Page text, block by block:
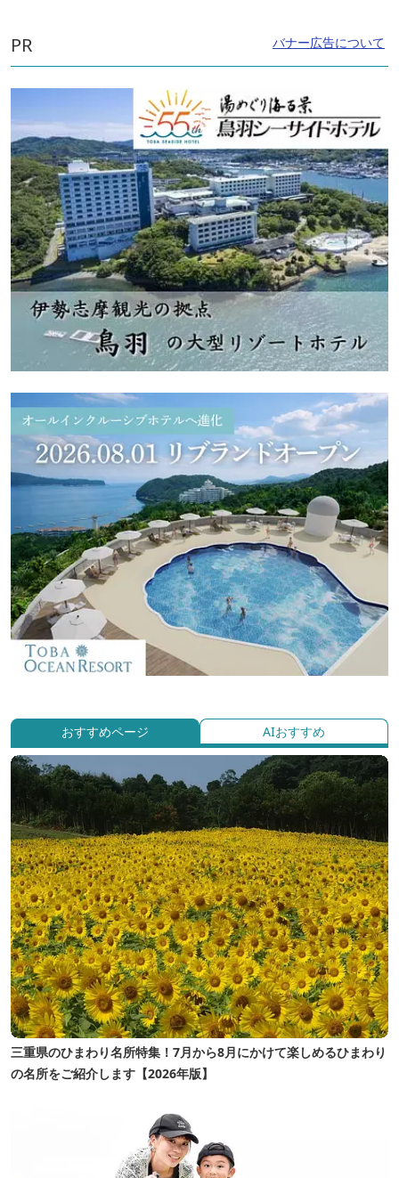
PR バナー広告について
おすすめページ AIおすすめ
三重県のひまわり名所特集！7月から8月にかけて楽しめるひまわり
の名所をご紹介します【2026年版】